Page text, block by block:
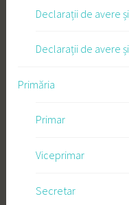
Declarații de avere
Declarații de avere
Primăria
Primar
Viceprimar
Secretar